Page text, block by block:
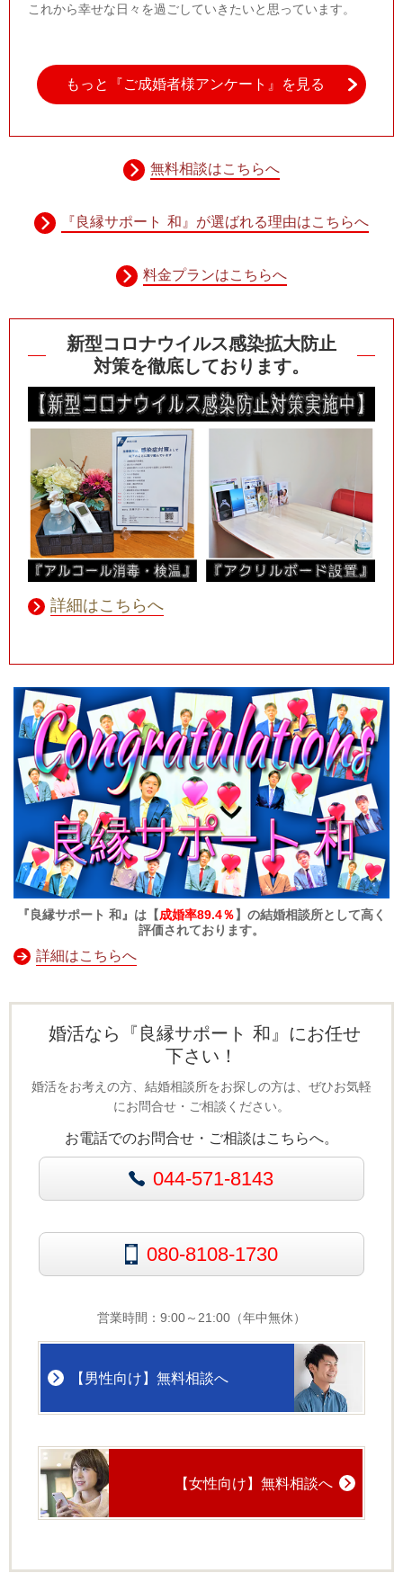
これから幸せな日々を過ごしていきたいと思っています。
もっと『ご成婚者様アンケート』を見る
無料相談はこちらへ
『良縁サポート 和』が選ばれる理由はこちらへ
料金プランはこちらへ
新型コロナウイルス感染拡大防止
対策を徹底しております。
詳細はこちらへ
『良縁サポート 和』は【成婚率89.4％】の結婚相談所として高く
評価されております。
詳細はこちらへ
婚活なら『良縁サポート 和』にお任せ
下さい！
婚活をお考えの方、結婚相談所をお探しの方は、ぜひお気軽
にお問合せ・ご相談ください。
お電話でのお問合せ・ご相談はこちらへ。
044-571-8143
080-8108-1730
営業時間：9:00～21:00（年中無休）
【男性向け】無料相談へ
【女性向け】無料相談へ